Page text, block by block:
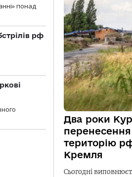
понад
рф
Два роки
територію
Кремля
Сьогодні